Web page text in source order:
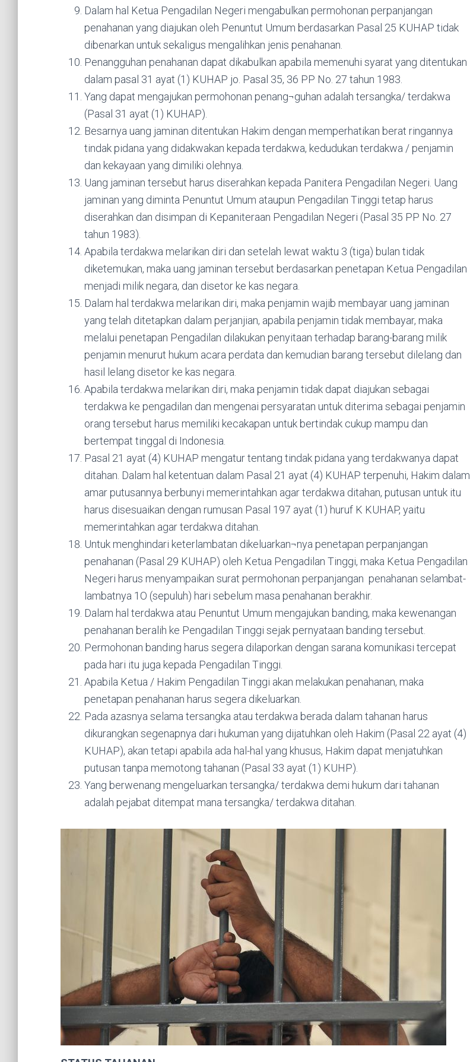
Dalam hal Ketua Pengadilan Negeri mengabulkan permohonan perpanjangan
penahanan yang diajukan oleh Penuntut Umum berdasarkan Pasal 25 KUHAP tidak
dibenarkan untuk sekaligus mengalihkan jenis penahanan.
Penangguhan penahanan dapat dikabulkan apabila memenuhi syarat yang ditentukan
dalam pasal 31 ayat (1) KUHAP jo. Pasal 35, 36 PP No. 27 tahun 1983.
Yang dapat mengajukan permohonan penang¬guhan adalah tersangka/ terdakwa
(Pasal 31 ayat (1) KUHAP).
Besarnya uang jaminan ditentukan Hakim dengan memperhatikan berat ringannya
tindak pidana yang didakwakan kepada terdakwa, kedudukan terdakwa / penjamin
dan kekayaan yang dimiliki olehnya.
Uang jaminan tersebut harus diserahkan kepada Panitera Pengadilan Negeri. Uang
jaminan yang diminta Penuntut Umum ataupun Pengadilan Tinggi tetap harus
diserahkan dan disimpan di Kepaniteraan Pengadilan Negeri (Pasal 35 PP No. 27
tahun 1983).
Apabila terdakwa melarikan diri dan setelah lewat waktu 3 (tiga) bulan tidak
diketemukan, maka uang jaminan tersebut berdasarkan penetapan Ketua Pengadilan
menjadi milik negara, dan disetor ke kas negara.
Dalam hal terdakwa melarikan diri, maka penjamin wajib membayar uang jaminan
yang telah ditetapkan dalam perjanjian, apabila penjamin tidak membayar, maka
melalui penetapan Pengadilan dilakukan penyitaan terhadap barang-barang milik
penjamin menurut hukum acara perdata dan kemudian barang tersebut dilelang dan
hasil lelang disetor ke kas negara.
Apabila terdakwa melarikan diri, maka penjamin tidak dapat diajukan sebagai
terdakwa ke pengadilan dan mengenai persyaratan untuk diterima sebagai penjamin
orang tersebut harus memiliki kecakapan untuk bertindak cukup mampu dan
bertempat tinggal di Indonesia.
Pasal 21 ayat (4) KUHAP mengatur tentang tindak pidana yang terdakwanya dapat
ditahan. Dalam hal ketentuan dalam Pasal 21 ayat (4) KUHAP terpenuhi, Hakim dalam
amar putusannya berbunyi memerintahkan agar terdakwa ditahan, putusan untuk itu
harus disesuaikan dengan rumusan Pasal 197 ayat (1) huruf K KUHAP, yaitu
memerintahkan agar terdakwa ditahan.
Untuk menghindari keterlambatan dikeluarkan¬nya penetapan perpanjangan
penahanan (Pasal 29 KUHAP) oleh Ketua Pengadilan Tinggi, maka Ketua Pengadilan
Negeri harus menyampaikan surat permohonan perpanjangan penahanan selambat-
lambatnya 1O (sepuluh) hari sebelum masa penahanan berakhir.
Dalam hal terdakwa atau Penuntut Umum mengajukan banding, maka kewenangan
penahanan beralih ke Pengadilan Tinggi sejak pernyataan banding tersebut.
Permohonan banding harus segera dilaporkan dengan sarana komunikasi tercepat
pada hari itu juga kepada Pengadilan Tinggi.
Apabila Ketua / Hakim Pengadilan Tinggi akan melakukan penahanan, maka
penetapan penahanan harus segera dikeluarkan.
Pada azasnya selama tersangka atau terdakwa berada dalam tahanan harus
dikurangkan segenapnya dari hukuman yang dijatuhkan oleh Hakim (Pasal 22 ayat (4)
KUHAP), akan tetapi apabila ada hal-hal yang khusus, Hakim dapat menjatuhkan
putusan tanpa memotong tahanan (Pasal 33 ayat (1) KUHP).
Yang berwenang mengeluarkan tersangka/ terdakwa demi hukum dari tahanan
adalah pejabat ditempat mana tersangka/ terdakwa ditahan.